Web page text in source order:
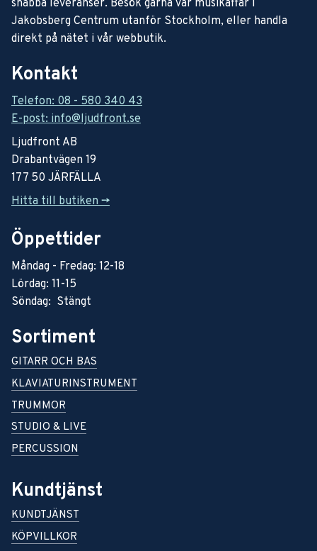
snabba leveranser. Besök gärna vår musikaffär i
Jakobsberg Centrum utanför Stockholm, eller handla
direkt på nätet i vår webbutik.
Kontakt
Telefon: 08 - 580 340 43
E-post: info@ljudfront.se
Ljudfront AB
Drabantvägen 19
177 50 JÄRFÄLLA
Hitta till butiken ->
Öppettider
Måndag - Fredag: 12-18
Lördag: 11-15
Söndag: Stängt
Sortiment
GITARR OCH BAS
KLAVIATURINSTRUMENT
TRUMMOR
STUDIO & LIVE
PERCUSSION
Kundtjänst
KUNDTJÄNST
KÖPVILLKOR